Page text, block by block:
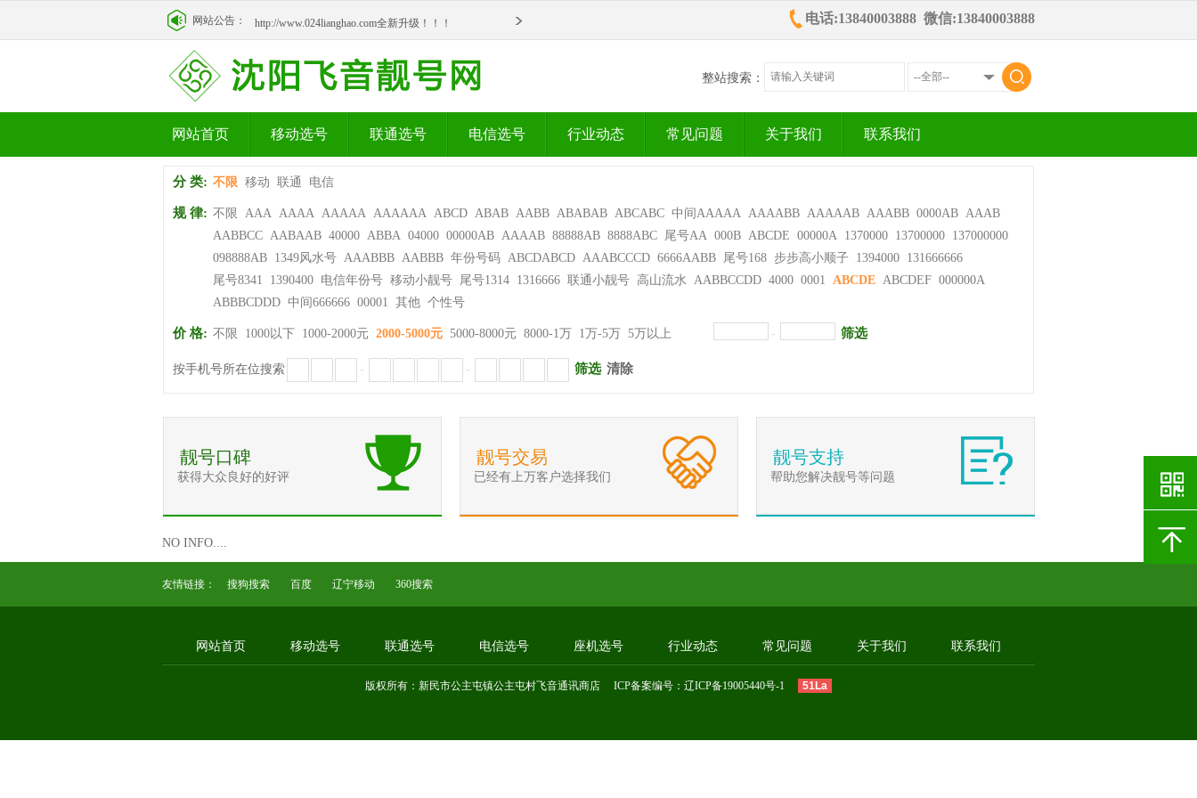
网站公告： http://www.024lianghao.com全新升级！！！ 电话:13840003888 微信:13840003888
整站搜索：
网站首页 移动选号 联通选号 电信选号 行业动态 常见问题 关于我们 联系我们
分 类: 不限 移动 联通 电信
规 律: 不限 AAA AAAA AAAAA AAAAAA ABCD ABAB AABB ABABAB ABCABC 中间AAAAA AAAABB AAAAAB AAABB 0000AB AAAB
AABBCC AABAAB 40000 ABBA 04000 00000AB AAAAB 88888AB 8888ABC 尾号AA 000B ABCDE 00000A 1370000 13700000 137000000
098888AB 1349风水号 AAABBB AABBB 年份号码 ABCDABCD AAABCCCD 6666AABB 尾号168 步步高小顺子 1394000 131666666
尾号8341
1390400 电信年份号 移动小靓号 尾号1314 1316666 联通小靓号 高山流水 AABBCCDD 4000 0001 ABCDE ABCDEF 000000A
ABBBCDDD 中间666666 00001 其他 个性号
价 格: 不限 1000以下 1000-2000元 2000-5000元 5000-8000元 8000-1万 1万-5万 5万以上 - 筛选
按手机号所在位搜索 - - 筛选 清除
靓号口碑
获得大众良好的好评
靓号交易
已经有上万客户选择我们
靓号支持
帮助您解决靓号等问题
NO INFO....
友情链接： 搜狗搜索 百度 辽宁移动 360搜索
网站首页 移动选号 联通选号 电信选号 座机选号 行业动态 常见问题 关于我们 联系我们
版权所有：新民市公主屯镇公主屯村飞音通讯商店 ICP备案编号： 辽ICP备19005440号-1 51La